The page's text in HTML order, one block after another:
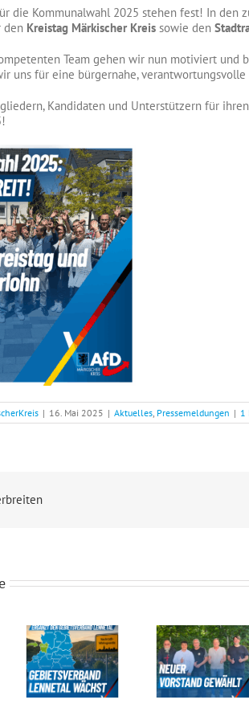
die Kommunalwahl 2025 stehen fest! In den
den Kreistag Märkischer Kreis sowie den
Team gehen wir nun motiviert und
uns für eine bürgernahe,
Kandidaten und Unterstützern für
| 16. Mai 2025 | Aktuelles Pressemeldungen | 1